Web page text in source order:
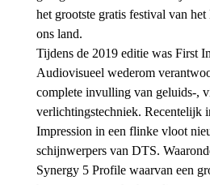
het grootste gratis festival van
ons land.
Tijdens de 2019 editie was First
Audiovisueel wederom
complete invulling van geluids-,
verlichtingstechniek. Recentelijk
Impression in een flinke vloot
schijnwerpers van DTS.
Synergy 5 Profile waarvan een